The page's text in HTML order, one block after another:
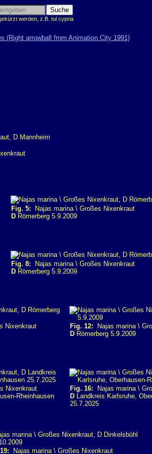
werden, z.B. tul cypria
Fig. 5: Najas marina \ Großes Nixenkraut
D Römerberg 5.9.2009
Fig. 8: Najas marina \ Großes Nixenkraut
D Römerberg 5.9.2009
Nixenkraut
Fig. 12: Najas marina \
D Römerberg 5.9.2009
Nixenkraut
Rheinhausen
Fig. 16: Najas marina \
D Landkreis Karlsruhe,
25.7.2025
Najas marina \ Großes Nixenkraut